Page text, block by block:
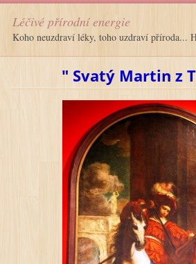
Léčivé přírodní energie
Koho neuzdraví léky, toho uzdraví příroda...
" Svatý Martin z